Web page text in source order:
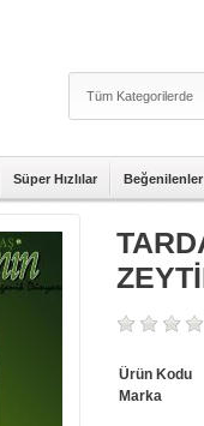
Süper Hızlılar Beğenilenler
Ürün Kodu
Marka